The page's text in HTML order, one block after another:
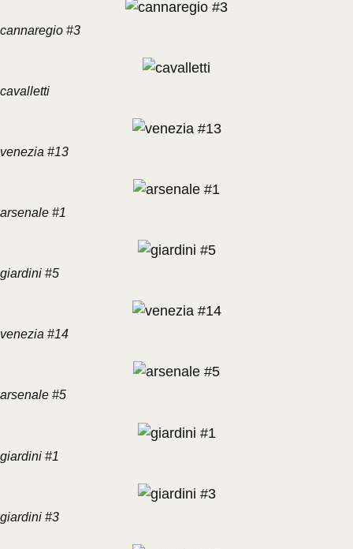
cannaregio #3
cavalletti
venezia #13
arsenale #1
giardini #5
venezia #14
arsenale #5
giardini #1
giardini #3